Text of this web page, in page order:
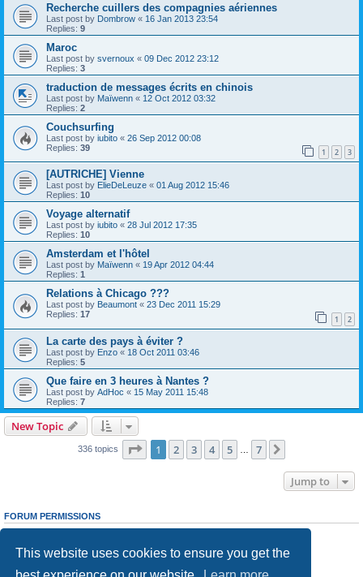
This website uses cookies to ensure you get the
Recherche cuillers des compagnies aériennes
Last post by Dombrow « 16 Jan 2013 23:54
Replies: 9
Maroc
Last post by svernoux « 09 Dec 2012 23:12
Replies: 3
traduction de messages écrits en chinois
Last post by Maïwenn « 12 Oct 2012 03:32
Replies: 2
Couchsurfing
Last post by iubito « 26 Sep 2012 00:08
Replies: 39 1 2 3
[AUTRICHE] Vienne
Last post by ElieDeLeuze « 01 Aug 2012 15:46
Replies: 10
Voyage alternatif
Last post by iubito « 28 Jul 2012 17:35
Replies: 10
Amsterdam et l'hôtel
Last post by Maïwenn « 19 Apr 2012 04:44
Replies: 1
Relations à Chicago ???
Last post by Beaumont « 23 Dec 2011 15:29
Replies: 17 1 2
La carte des pays à éviter ?
Last post by Enzo « 18 Oct 2011 03:46
Replies: 5
Que faire en 3 heures à Nantes ?
Last post by AdHoc « 15 May 2011 15:48
Replies: 7
New Topic
336 topics Page 1of 7
1 2 3 4 5 7
Jump to
FORUM PERMISSIONS
Youcannotpost new topics in this forum
cannotedit your posts in this forum